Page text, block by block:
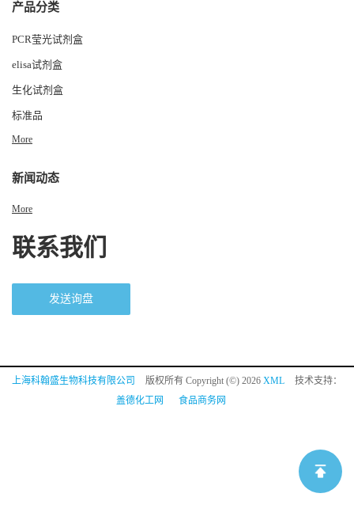
产品分类
PCR莹光试剂盒
elisa试剂盒
生化试剂盒
标准品
More
新闻动态
More
联系我们
发送询盘
上海科翰盛生物科技有限公司 版权所有 Copyright (©) 2026 XML
技术支持：
盖德化工网
食品商务网